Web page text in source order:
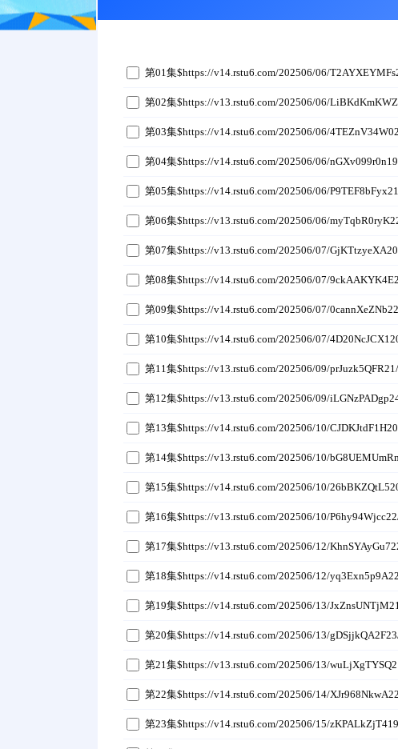
第01集$https://v14.rstu6.com/202506/06/
第02集$https://v13.rstu6.com/202506/06/
第03集$https://v14.rstu6.com/202506/06/
第04集$https://v14.rstu6.com/202506/06/
第05集$https://v14.rstu6.com/202506/06/
第06集$https://v13.rstu6.com/202506/06/
第07集$https://v13.rstu6.com/202506/07/
第08集$https://v14.rstu6.com/202506/07/
第09集$https://v14.rstu6.com/202506/07/
第10集$https://v14.rstu6.com/202506/07/
第11集$https://v13.rstu6.com/202506/09/
第12集$https://v13.rstu6.com/202506/09/
第13集$https://v14.rstu6.com/202506/10/
第14集$https://v13.rstu6.com/202506/10/
第15集$https://v14.rstu6.com/202506/10/
第16集$https://v13.rstu6.com/202506/10/
第17集$https://v13.rstu6.com/202506/12/
第18集$https://v14.rstu6.com/202506/12/
第19集$https://v14.rstu6.com/202506/13/
第20集$https://v14.rstu6.com/202506/13/
第21集$https://v13.rstu6.com/202506/13/
第22集$https://v14.rstu6.com/202506/14/
第23集$https://v14.rstu6.com/202506/15/